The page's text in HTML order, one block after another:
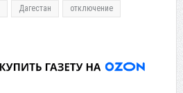
Дагестан отключение